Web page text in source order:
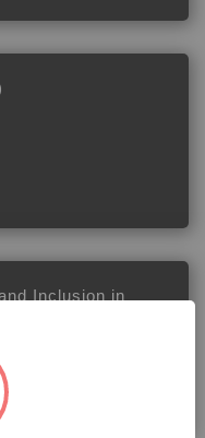
Inclusion in